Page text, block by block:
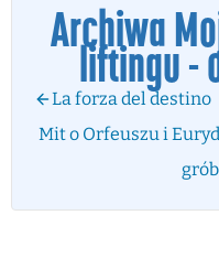
Archiwa
liftingu -
La forza del destino
Mit o Orfeuszu i